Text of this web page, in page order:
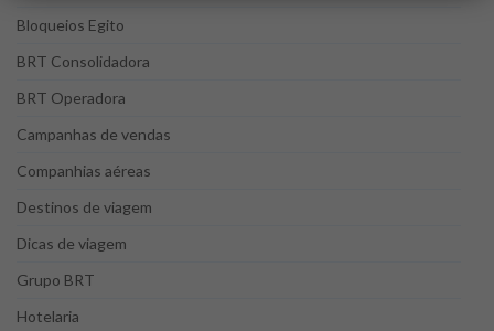
Bloqueios Egito
BRT Consolidadora
BRT Operadora
Campanhas de vendas
Companhias aéreas
Destinos de viagem
Dicas de viagem
Grupo BRT
Hotelaria